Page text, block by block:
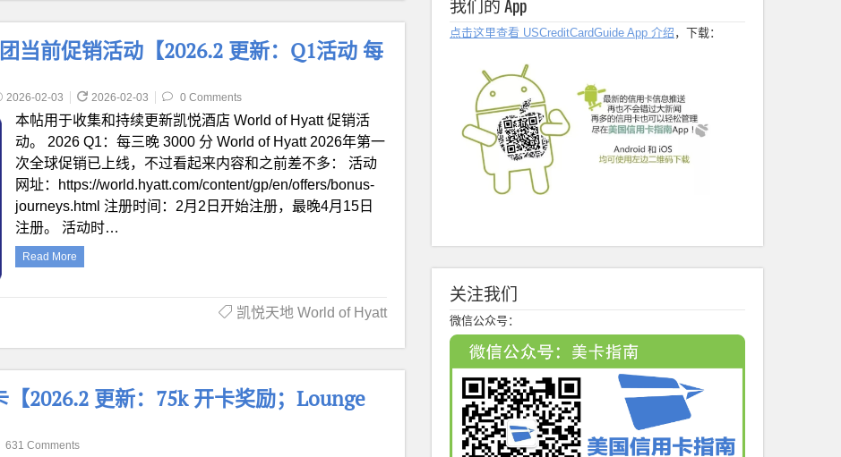
当前促销活动【2026.2 更新：Q1活动 每
2026-02-03 2026-02-03 0 Comments
本帖用于收集和持续更新凯悦酒店 World of Hyatt 促销活
动。 2026 Q1：每三晚 3000 分 World of Hyatt 2026年第一
次全球促销已上线，不过看起来内容和之前差不多： 活动
网址：https://world.hyatt.com/content/gp/en/offers/bonus-
journeys.html 注册时间：2月2日开始注册，最晚4月15日
注册。 活动时…
Read More
凯悦天地 World of Hyatt
2026.2 更新：75k 开卡奖励；Lounge
631 Comments
点击这里查看 USCreditCardGuide App 介绍 ，下载：
关注我们
微信公众号：